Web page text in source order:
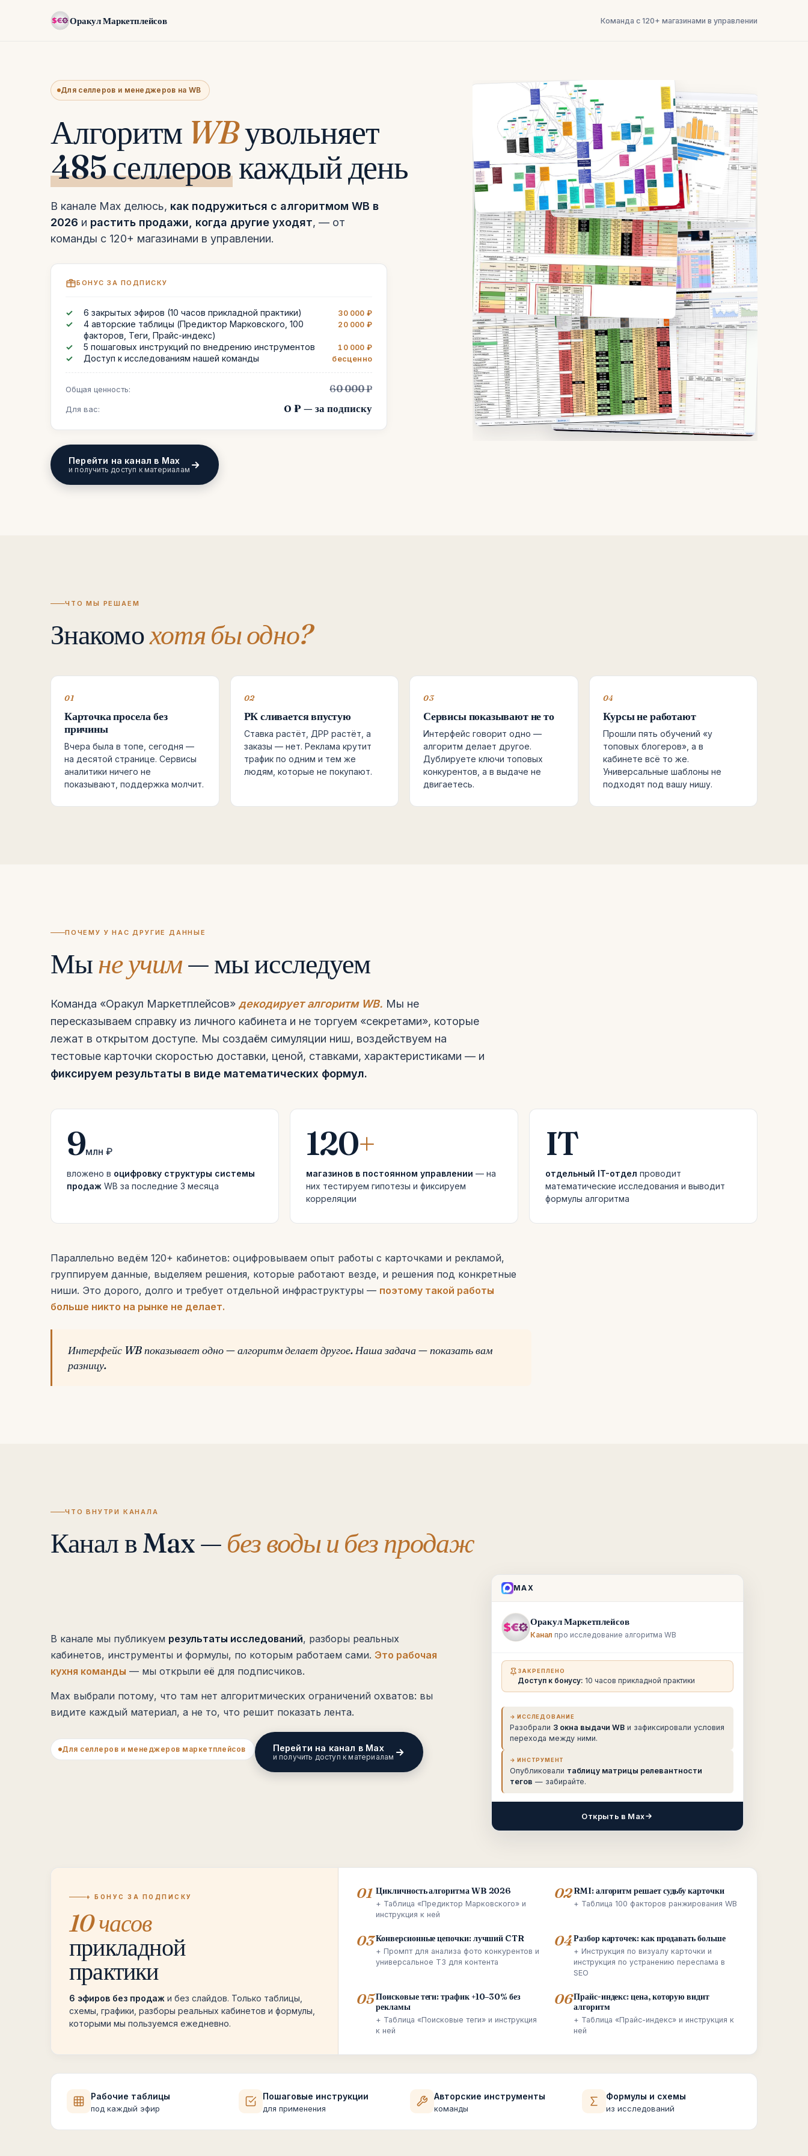
Оракул Маркетплейсов Команда с 120+ магазинами в управлении
Для селлеров и менеджеров на WB
Алгоритм WBувольняет
485 селлеровкаждый день
В канале Max делюсь, как подружиться с алгоритмом WB в
2026 и растить продажи, когда другие уходят, — от
команды с 120+ магазинами в управлении.
БОНУС ЗА ПОДПИСКУ
✓ 6 закрытых эфиров (10 часов прикладной практики) 30 000 ₽
✓
4 авторские таблицы (Предиктор Марковского, 100
факторов, Теги, Прайс-индекс)
20 000 ₽
✓ 5 пошаговых инструкций по внедрению инструментов 10 000 ₽
✓ Доступ к исследованиям нашей команды бесценно
Общая ценность: 60 000 ₽
Для вас: 0 ₽ — за подписку
Перейти на канал в Max
и получить доступ к материалам
ЧТО МЫ РЕШАЕМ
Знакомохотя бы одно?
01
Карточка просела без
причины
Вчера была в топе, сегодня —
на десятой странице. Сервисы
аналитики ничего не
показывают, поддержка молчит.
02
РК сливается впустую
Ставка растёт, ДРР растёт, а
заказы — нет. Реклама крутит
трафик по одним и тем же
людям, которые не покупают.
03
Сервисы показывают не то
Интерфейс говорит одно —
алгоритм делает другое.
Дублируете ключи топовых
конкурентов, а в выдаче не
двигаетесь.
04
Курсы не работают
Прошли пять обучений «у
топовых блогеров», а в
кабинете всё то же.
Универсальные шаблоны не
подходят под вашу нишу.
ПОЧЕМУ У НАС ДРУГИЕ ДАННЫЕ
Мыне учим— мы исследуем
Команда «Оракул Маркетплейсов» декодирует алгоритм WB. Мы не
пересказываем справку из личного кабинета и не торгуем «секретами», которые
лежат в открытом доступе. Мы создаём симуляции ниш, воздействуем на
тестовые карточки скоростью доставки, ценой, ставками, характеристиками — и
фиксируем результаты в виде математических формул.
9млн ₽
вложено в оцифровку структуры системы
продаж WB за последние 3 месяца
120+
магазинов в постоянном управлении — на
них тестируем гипотезы и фиксируем
корреляции
IT
отдельный IT-отдел проводит
математические исследования и выводит
формулы алгоритма
Параллельно ведём 120+ кабинетов: оцифровываем опыт работы с карточками и рекламой,
группируем данные, выделяем решения, которые работают везде, и решения под конкретные
ниши. Это дорого, долго и требует отдельной инфраструктуры — поэтому такой работы
больше никто на рынке не делает.
Интерфейс WB показывает одно — алгоритм делает другое. Наша задача — показать вам
разницу.
ЧТО ВНУТРИ КАНАЛА
Канал в Max —без воды и без продаж
В канале мы публикуем результаты исследований, разборы реальных
кабинетов, инструменты и формулы, по которым работаем сами. Это рабочая
кухня команды — мы открыли её для подписчиков.
Max выбрали потому, что там нет алгоритмических ограничений охватов: вы
видите каждый материал, а не то, что решит показать лента.
Для селлеров и менеджеров маркетплейсов Перейти на канал в Max
и получить доступ к материалам
MAX
Оракул Маркетплейсов
Канал про исследование алгоритма WB
ЗАКРЕПЛЕНО
Доступ к бонусу: 10 часов прикладной практики
→ ИССЛЕДОВАНИЕ
Разобрали 3 окна выдачи WBи зафиксировали условия
перехода между ними.
→ ИНСТРУМЕНТ
Опубликовали таблицу матрицы релевантности
тегов — забирайте.
Открыть в Max
+ БОНУС ЗА ПОДПИСКУ
10 часов
прикладной
практики
6 эфиров без продаж и без слайдов. Только таблицы,
схемы, графики, разборы реальных кабинетов и формулы,
которыми мы пользуемся ежедневно.
01 Цикличность алгоритма WB 2026
+ Таблица «Предиктор Марковского» и
инструкция к ней
02RMI: алгоритм решает судьбу карточки
+ Таблица 100 факторов ранжирования WB
03Конверсионные цепочки: лучший CTR
+ Промпт для анализа фото конкурентов и
универсальное ТЗ для контента
04Разбор карточек: как продавать больше
+ Инструкция по визуалу карточки и
инструкция по устранению переспама в
SEO
05Поисковые теги: трафик +10–30% без
рекламы
+ Таблица «Поисковые теги» и инструкция
к ней
06Прайс-индекс: цена, которую видит
алгоритм
+ Таблица «Прайс-индекс» и инструкция к
ней
Рабочие таблицы
под каждый эфир
Пошаговые инструкции
для применения
Авторские инструменты
команды
Формулы и схемы
из исследований